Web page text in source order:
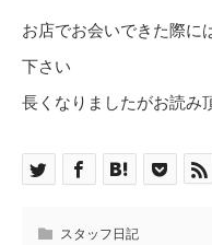
お店でお会いできた際に
下さい
長くなりましたがお読み
スタッフ日記